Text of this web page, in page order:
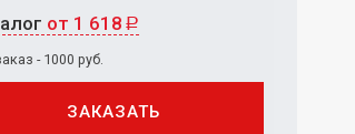
от 1 618 Р
- 1000 руб.
ЗАКАЗАТЬ